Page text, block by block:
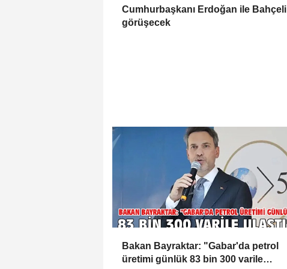
Cumhurbaşkanı Erdoğan ile Bahçeli
görüşecek
Bakan Bayraktar: "Gabar'da petrol
üretimi günlük 83 bin 300 varile